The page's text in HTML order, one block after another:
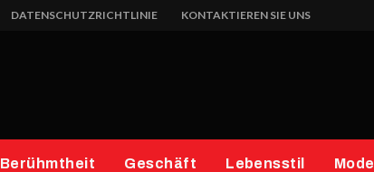
DATENSCHUTZRICHTLINIE KONTAKTIEREN SIE UNS
Berühmtheit Geschäft Lebensstil Mode